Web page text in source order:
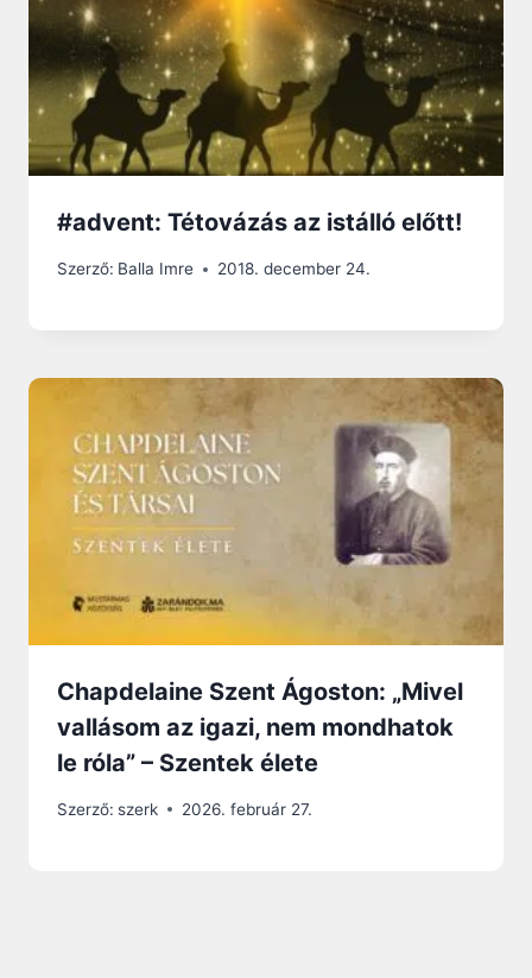
#advent: Tétovázás az istálló előtt!
Szerző: Balla Imre 2018. december 24.
Chapdelaine Szent Ágoston: „Mivel
vallásom az igazi, nem mondhatok
le róla” – Szentek élete
Szerző: szerk 2026. február 27.